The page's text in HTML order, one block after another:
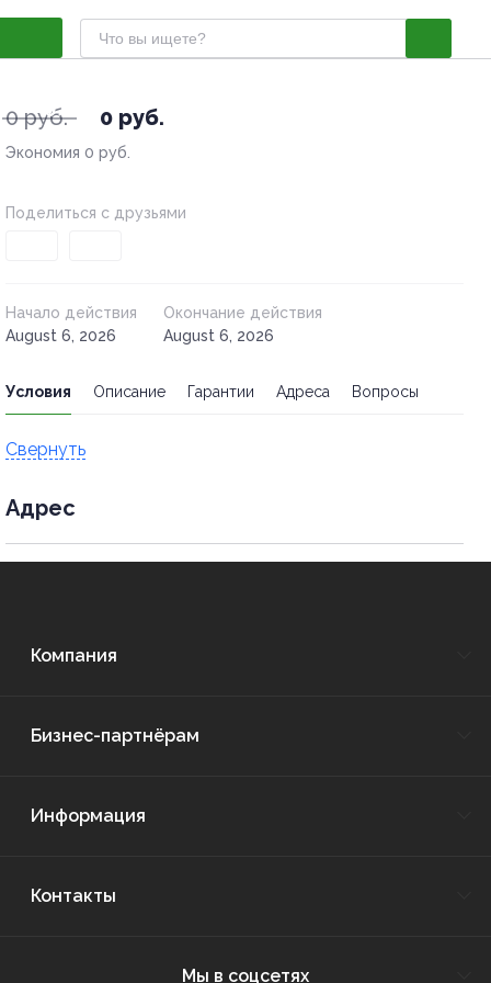
- 0%
1 из 0
0 руб. 0 руб.
Экономия 0 руб.
Поделиться с друзьями
Начало действия
August 6, 2026
Окончание действия
August 6, 2026
Условия Описание Гарантии Адреса Вопросы
Свернуть
Адрес
Компания
Бизнес-партнёрам
Информация
Контакты
Мы в соцсетях